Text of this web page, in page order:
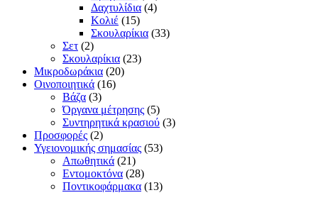
Δαχτυλίδια (4)
Κολιέ (15)
Σκουλαρίκια (33)
Σετ (2)
Σκουλαρίκια (23)
Μικροδωράκια (20)
Οινοποιητικά (16)
Βάζα (3)
Όργανα μέτρησης (5)
Συντηρητικά κρασιού (3)
Προσφορές (2)
Υγειονομικής σημασίας (53)
Απωθητικά (21)
Εντομοκτόνα (28)
Ποντικοφάρμακα (13)